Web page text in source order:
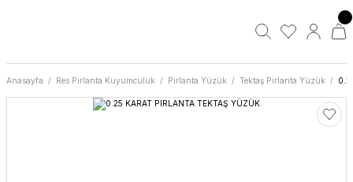
Anasayfa Res Pırlanta Kuyumculuk Pırlanta Yüzük Tektaş Pırlanta Yüzük